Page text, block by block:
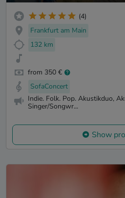
(4)
Frankfurt am Main
132 km
from 350 €
SofaConcert
Indie. Folk. Pop. Akustikduo,
Singer/Songwr...
Show